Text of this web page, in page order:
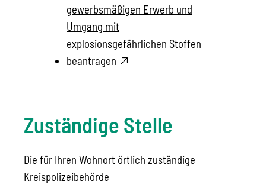
gewerbsmäßigen Erwerb und
Umgang mit
explosionsgefährlichen Stoffen
beantragen
Zuständige Stelle
Die für Ihren Wohnort örtlich zuständige
Kreispolizeibehörde